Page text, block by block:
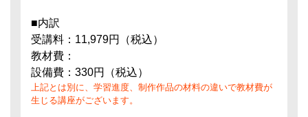
■内訳
受講料：11,979円（税込）
教材費：
設備費：330円（税込）
上記とは別に、学習進度、制作作品の材料の違いで教材費が
生じる講座がございます。